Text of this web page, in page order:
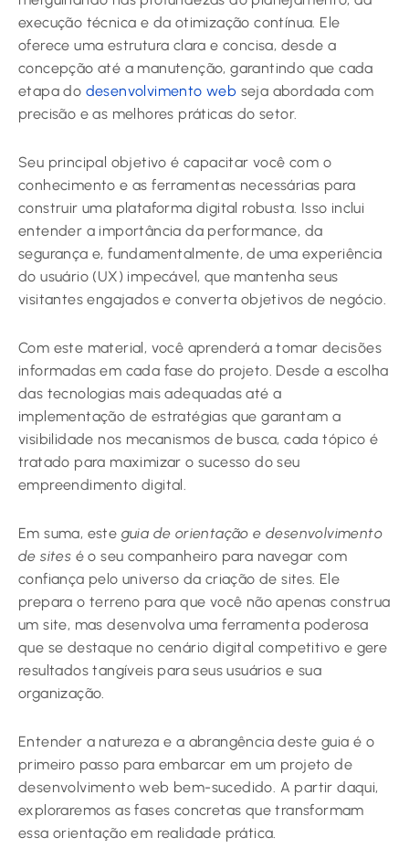
execução técnica e da otimização contínua. Ele
oferece uma estrutura clara e concisa, desde a
concepção até a manutenção, garantindo que cada
etapa do desenvolvimento web seja abordada com
precisão e as melhores práticas do setor.
Seu principal objetivo é capacitar você com o
conhecimento e as ferramentas necessárias para
construir uma plataforma digital robusta. Isso inclui
entender a importância da performance, da
segurança e, fundamentalmente, de uma experiência
do usuário (UX) impecável, que mantenha seus
visitantes engajados e converta objetivos de negócio.
Com este material, você aprenderá a tomar decisões
informadas em cada fase do projeto. Desde a escolha
das tecnologias mais adequadas até a
implementação de estratégias que garantam a
visibilidade nos mecanismos de busca, cada tópico é
tratado para maximizar o sucesso do seu
empreendimento digital.
Em suma, este guia de orientação e desenvolvimento
de sites é o seu companheiro para navegar com
confiança pelo universo da criação de sites. Ele
prepara o terreno para que você não apenas construa
um site, mas desenvolva uma ferramenta poderosa
que se destaque no cenário digital competitivo e gere
resultados tangíveis para seus usuários e sua
organização.
Entender a natureza e a abrangência deste guia é o
primeiro passo para embarcar em um projeto de
desenvolvimento web bem-sucedido. A partir daqui,
exploraremos as fases concretas que transformam
essa orientação em realidade prática.